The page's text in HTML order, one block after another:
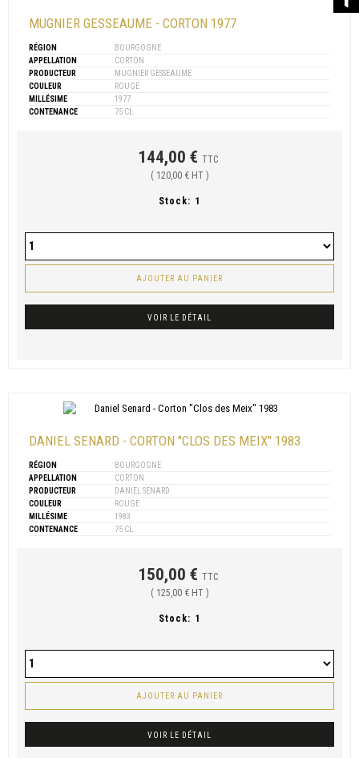
MUGNIER GESSEAUME - CORTON 1977
RÉGION
BOURGOGNE
APPELLATION
CORTON
PRODUCTEUR
MUGNIER GESSEAUME
COULEUR
ROUGE
MILLÉSIME
1977
CONTENANCE
75 CL
144,00 € TTC
( 120,00 € HT )
Stock: 1
AJOUTER AU PANIER
VOIR LE DÉTAIL
DANIEL SENARD - CORTON "CLOS DES MEIX" 1983
RÉGION
BOURGOGNE
APPELLATION
CORTON
PRODUCTEUR
DANIEL SENARD
COULEUR
ROUGE
MILLÉSIME
1983
CONTENANCE
75 CL
150,00 € TTC
( 125,00 € HT )
Stock: 1
AJOUTER AU PANIER
VOIR LE DÉTAIL